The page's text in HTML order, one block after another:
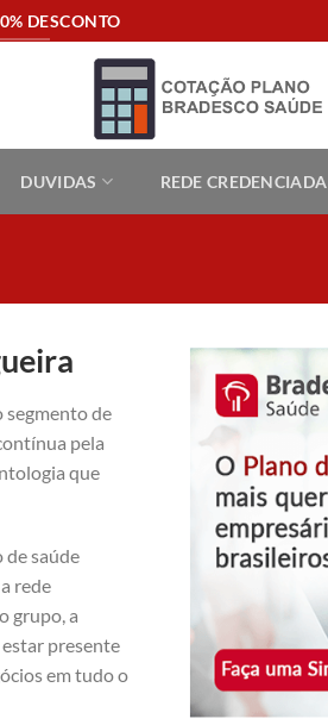
DESCONTO
DUVIDAS REDE CREDENCIADA
segmento de
pela
que
de saúde
rede
grupo, a
estar presente
em tudo o